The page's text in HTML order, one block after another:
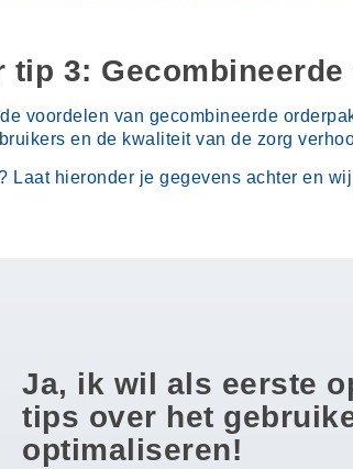
tip 3:
voordelen van gecombineerde
en de kwaliteit van de zorg
Laat hieronder je gegevens achter en
Ja, ik wil als eerste
tips over het
optimaliseren!